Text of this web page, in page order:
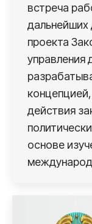
встреча
дальнейших
проекта
управления
действия
основе